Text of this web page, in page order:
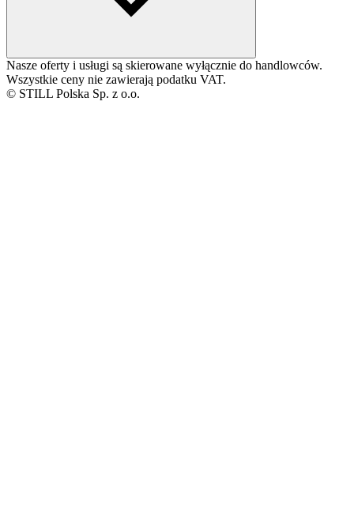
Nasze oferty i usługi są skierowane wyłącznie do handlowców.
Wszystkie ceny nie zawierają podatku VAT.
© STILL Polska Sp. z o.o.